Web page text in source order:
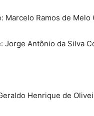
Marcelo Ramos de Melo
Jorge Antônio da Silva
Henrique de